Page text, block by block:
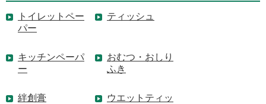
トイレットペー
パー
ティッシュ
キッチンペーパ
ー
おむつ・おしり
ふき
絆創膏
ウエットティッ